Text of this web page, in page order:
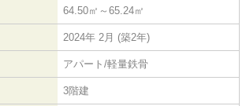
64.50㎡～65.24㎡
2024年 2月 (築2年)
アパート/軽量鉄骨
3階建